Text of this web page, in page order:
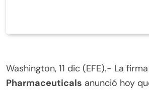
Washington, 11 dic (EFE).- La firma
Pharmaceuticals anunció hoy